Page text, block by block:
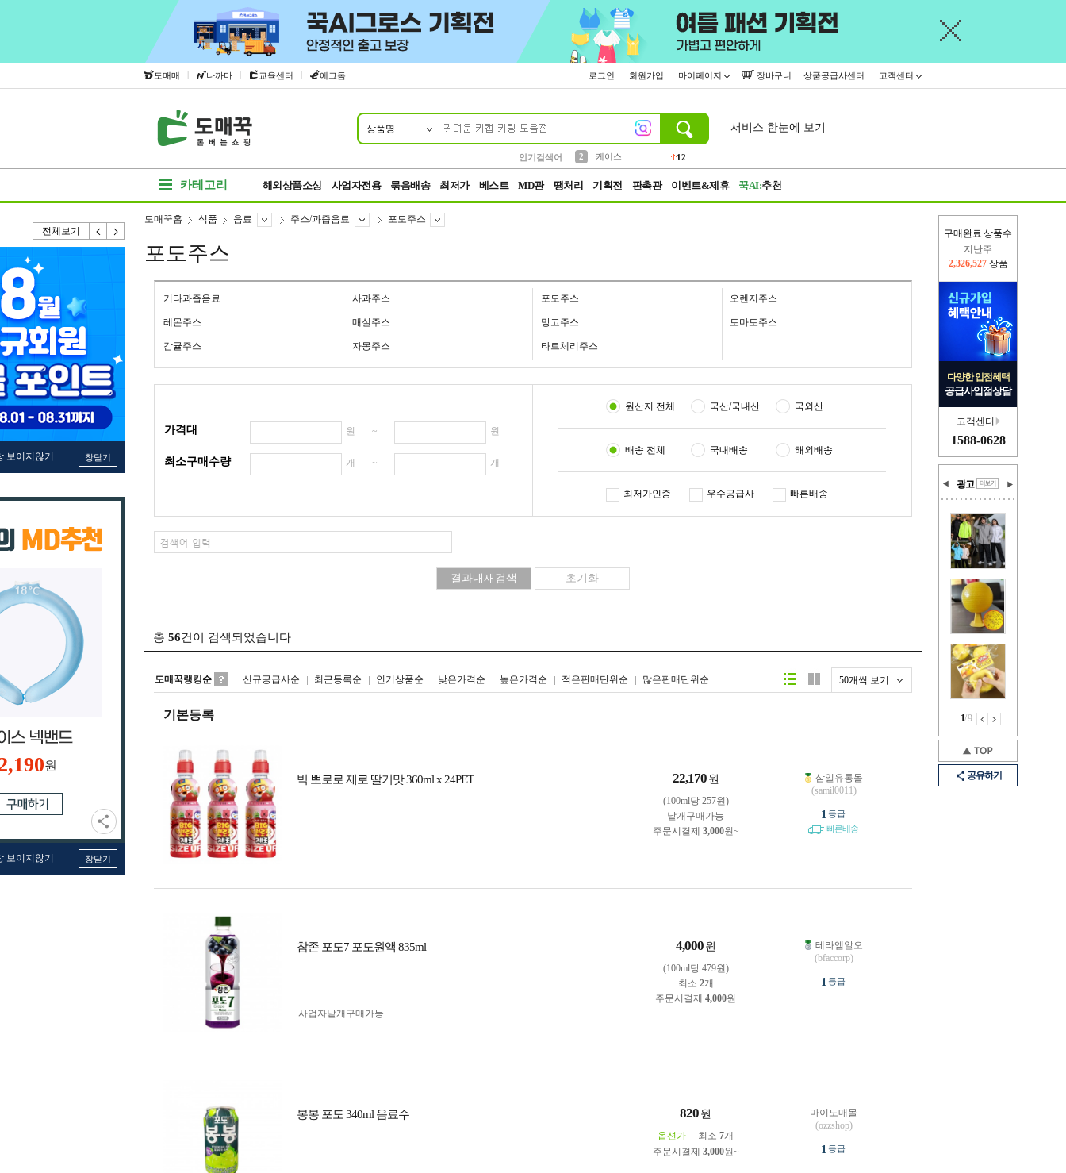
도매매 | 나까마 | 교육센터 | 에그돔 로그인 회원가입 마이페이지 장바구니 상품공급사센터 고객센터
상품명
인기검색어
2
케이스
12
서비스 한눈에 보기
카테고리 해외상품소싱 사업자전용 묶음배송 최저가 베스트 MD관 땡처리 기획전 판촉관 이벤트&제휴 꾹AI:추천
전체보기
보이지않기 창닫기
원
보이지않기 창닫기
구매완료 상품수
이번주
2,229,367 상품
다양한 입점혜택
공급사입점상담
고객센터
1588-0628
광고
1/9
공유하기
도매꾹홈 식품 음료 주스/과즙음료 포도주스
포도주스
기타과즙음료 사과주스 포도주스 오렌지주스
레몬주스 매실주스 망고주스 토마토주스
감귤주스 자몽주스 타트체리주스
가격대 원 ~ 원
최소구매수량 개 ~ 개
원산지 전체 국산/국내산 국외산
배송 전체 국내배송 해외배송
최저가인증 우수공급사 빠른배송
총 56건이 검색되었습니다
도매꾹랭킹순 신규공급사순 최근등록순 인기상품순 낮은가격순 높은가격순 적은판매단위순 많은판매단위순 50개씩 보기
리스트형갤러리형
기본등록
빅 뽀로로 제로 딸기맛 360ml x 24PET 22,170 원
(100ml당 257원)
낱개구매가능
주문시결제 3,000원~
삼일유통몰
(samil0011)
1 등급
빠른배송
참존 포도7 포도원액 835ml 4,000 원
(100ml당 479원)
최소 2개
주문시결제 4,000원
사업자 낱개구매가능
테라엠알오
(bfaccorp)
1 등급
봉봉 포도 340ml 음료수 820 원
옵션가 최소 7개
주문시결제 3,000원~
마이도매몰
(ozzshop)
1 등급